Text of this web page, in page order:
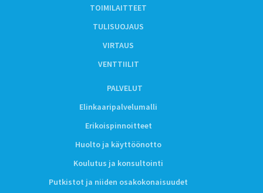
TOIMILAITTEET
TULISUOJAUS
VIRTAUS
VENTTIILIT
PALVELUT
Elinkaaripalvelumalli
Erikoispinnoitteet
Huolto ja käyttöönotto
Koulutus ja konsultointi
Putkistot ja niiden osakokonaisuudet